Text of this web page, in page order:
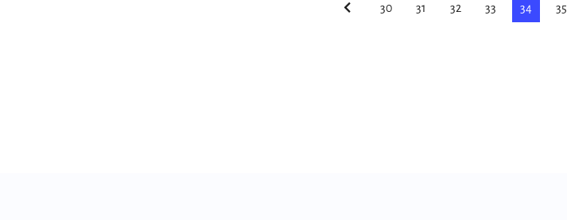
30 31 32 33 34 35